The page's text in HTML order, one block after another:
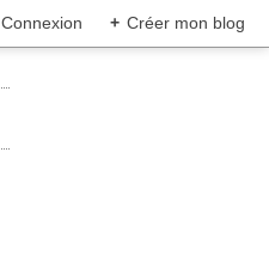
Connexion + Créer mon blog